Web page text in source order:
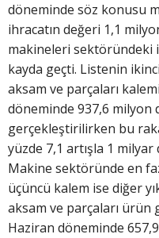
döneminde söz konusu
ihracatın değeri 1,1
makineleri sektöründeki
kayda geçti. Listenin
aksam ve parçaları
döneminde 937,6
gerçekleştirilirken bu
yüzde 7,1 artışla 1
Makine sektöründe en
üçüncü kalem ise diğer
aksam ve parçaları ürün
Haziran döneminde